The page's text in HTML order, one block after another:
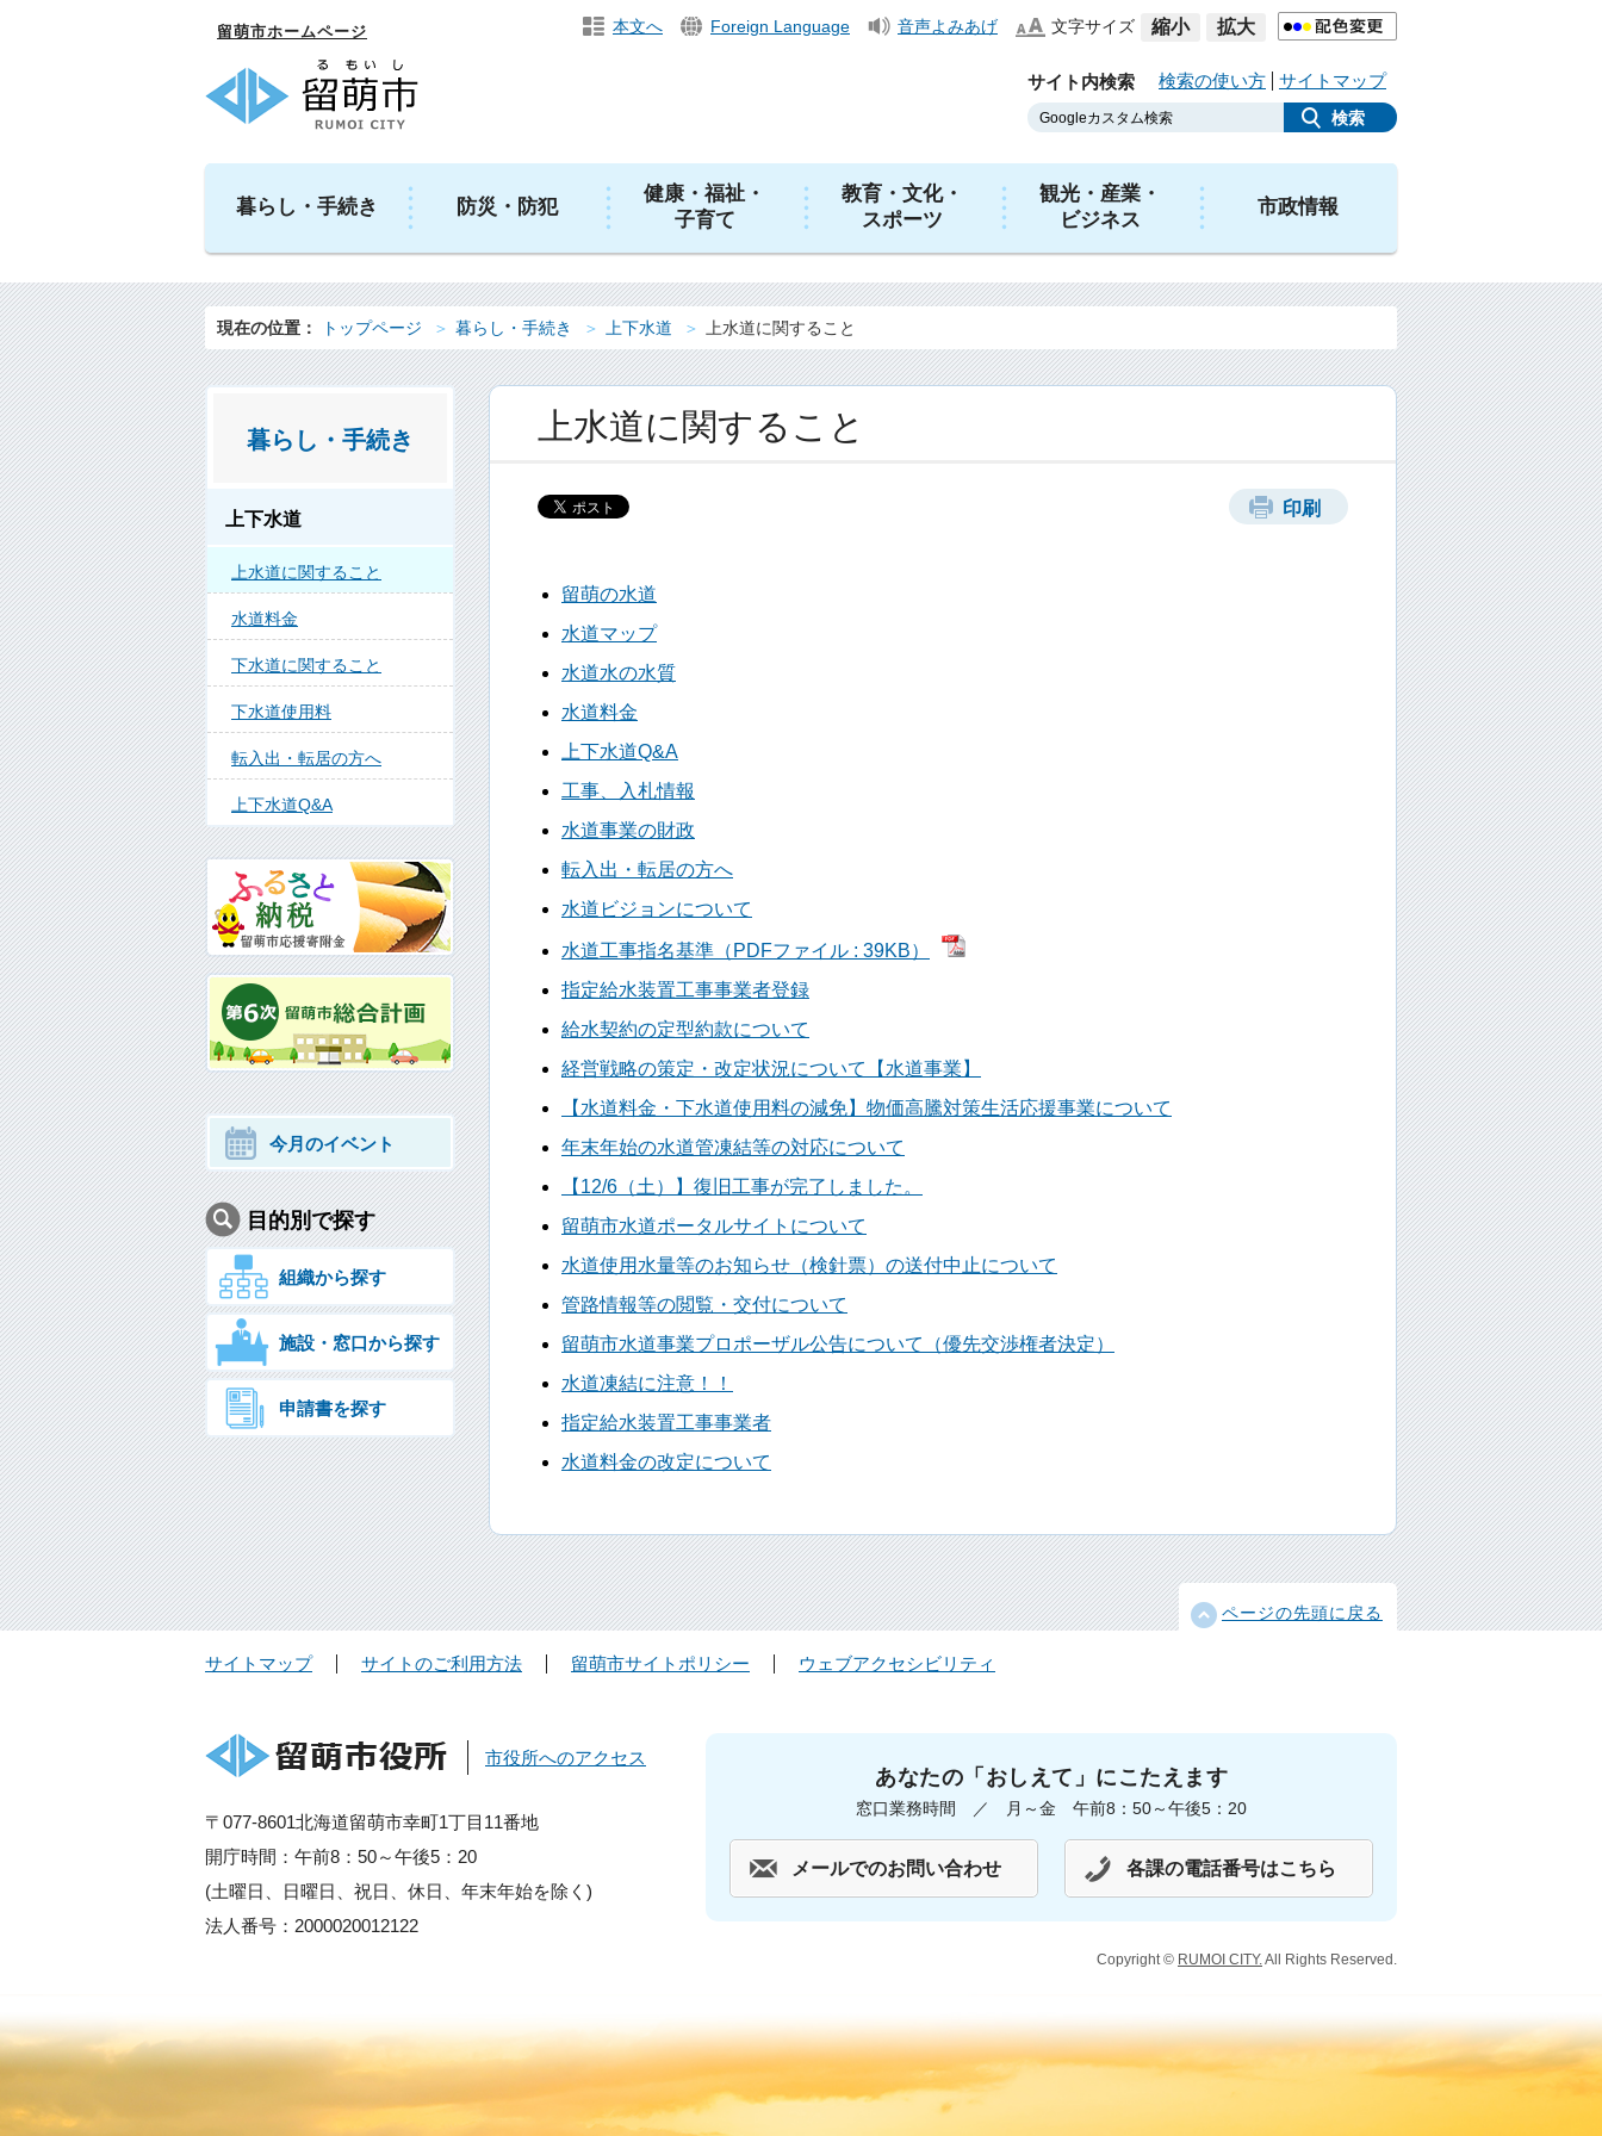
留萌市ホームページ 本文へ Foreign Language 音声よみあげ 文字サイズ 縮小 拡大
サイト内検索 検索の使い方 サイトマップ
暮らし・手続き 防災・防犯
健康・福祉・
子育て
教育・文化・
スポーツ
観光・産業・
ビジネス
市政情報
現在の位置： トップページ 暮らし・手続き 上下水道 上水道に関すること
上水道に関すること
印刷
留萌の水道
水道マップ
水道水の水質
水道料金
上下水道Q&A
工事、入札情報
水道事業の財政
転入出・転居の方へ
水道ビジョンについて
水道工事指名基準（PDFファイル : 39KB）
指定給水装置工事事業者登録
給水契約の定型約款について
経営戦略の策定・改定状況について【水道事業】
【水道料金・下水道使用料の減免】物価高騰対策生活応援事業について
年末年始の水道管凍結等の対応について
【12/6（土）】復旧工事が完了しました。
留萌市水道ポータルサイトについて
水道使用水量等のお知らせ（検針票）の送付中止について
管路情報等の閲覧・交付について
留萌市水道事業プロポーザル公告について（優先交渉権者決定）
水道凍結に注意！！
指定給水装置工事事業者
水道料金の改定について
暮らし・手続き
上下水道
上水道に関すること
水道料金
下水道に関すること
下水道使用料
転入出・転居の方へ
上下水道Q&A
今月のイベント
目的別で探す
組織から探す
施設・窓口から探す
申請書を探す
ページの先頭に戻る
サイトマップ サイトのご利用方法 留萌市サイトポリシー ウェブアクセシビリティ
市役所へのアクセス
〒077-8601北海道留萌市幸町1丁目11番地
開庁時間：午前8：50～午後5：20
(土曜日、日曜日、祝日、休日、年末年始を除く)
法人番号：2000020012122
あなたの「おしえて」にこたえます
窓口業務時間 ／ 月～金 午前8：50～午後5：20
メールでのお問い合わせ 各課の電話番号はこちら
Copyright © RUMOI CITY.All Rights Reserved.